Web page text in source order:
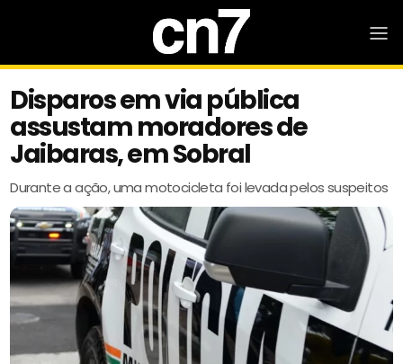
Disparos em via pública
assustam moradores de
Jaibaras, em Sobral
Durante a ação, uma motocicleta foi levada pelos suspeitos